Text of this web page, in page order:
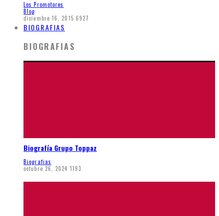
Los Promotores
Blog
diciembre 16, 2015 6927
BIOGRAFIAS
BIOGRAFIAS
Biografía Grupo Toppaz
Biografias
octubre 26, 2024 1193